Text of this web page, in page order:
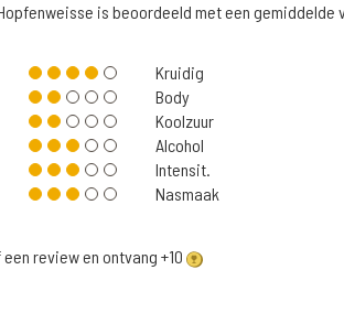
is beoordeeld met een gemiddelde
Kruidig
Body
Koolzuur
Alcohol
Intensit.
Nasmaak
review en ontvang +10